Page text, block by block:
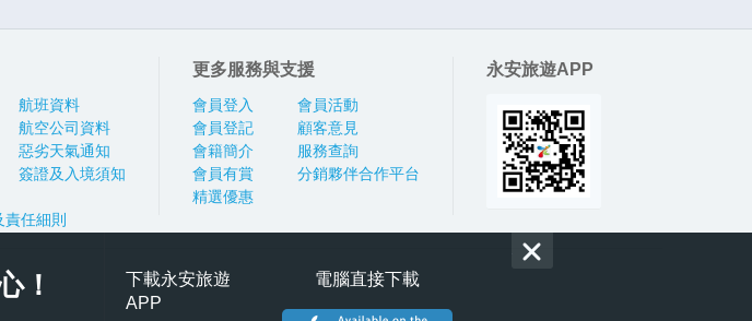
航班資料
航空公司資料
惡劣天氣通知
簽證及入境須知
任細則
更多服務與支援
會員登入
會員登記
會籍簡介
會員有賞
精選優惠
會員活動
顧客意見
服務查詢
分銷夥伴合作平台
永安旅遊APP
！
下載永安旅遊
APP
電腦直接下載